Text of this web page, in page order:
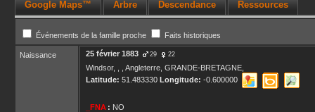
Google Maps™ Arbre Descendance Ressources
Événements de la famille proche Faits historiques
Naissance 25 février 1883 29 22
Windsor, , , Angleterre, GRANDE-BRETAGNE,
Latitude: 51.483330 Longitude: -0.600000
_FNA : NO